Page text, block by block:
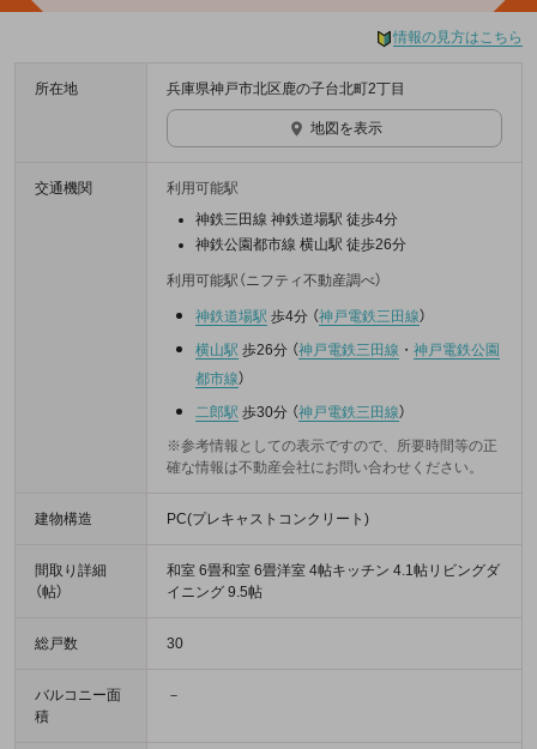
情報の見方はこちら
所在地 兵庫県神戸市北区鹿の子台北町2丁目
地図を表示
交通機関
利用可能駅
神鉄三田線 神鉄道場駅 徒歩4分
神鉄公園都市線 横山駅 徒歩26分
利用可能駅（ニフティ不動産調べ）
神鉄道場駅 歩4分 （神戸電鉄三田線）
横山駅 歩26分 （神戸電鉄三田線 ・ 神戸電鉄公園
都市線）
二郎駅 歩30分 （神戸電鉄三田線）
※参考情報としての表示ですので、所要時間等の正
確な情報は不動産会社にお問い合わせください。
建物構造 PC(プレキャストコンクリート)
間取り詳細
（帖）
和室 6畳和室 6畳洋室 4帖キッチン 4.1帖リビングダ
イニング 9.5帖
総戸数 30
バルコニー面
積
－